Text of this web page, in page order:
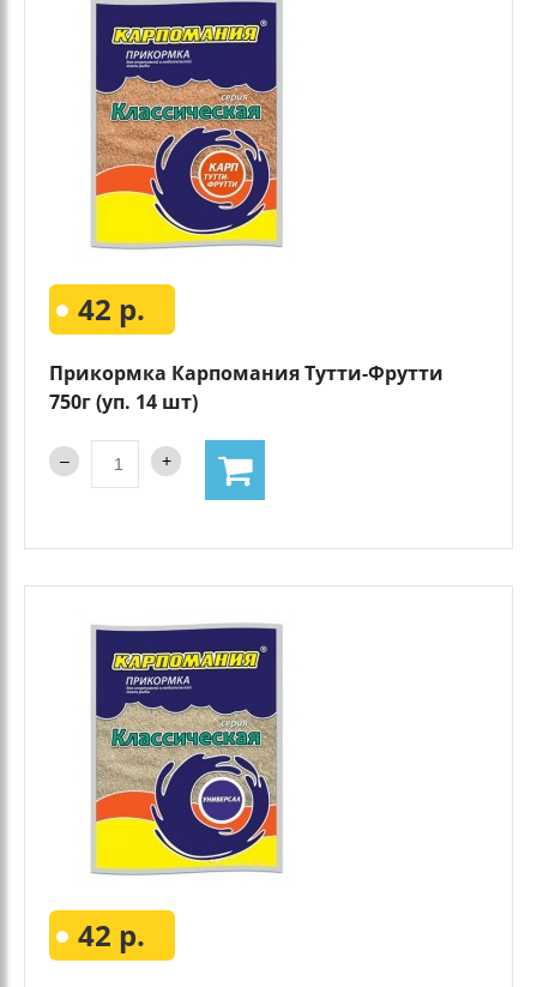
42 р.
Прикормка Карпомания Тутти-Фрутти
750г (уп. 14 шт)
42 р.